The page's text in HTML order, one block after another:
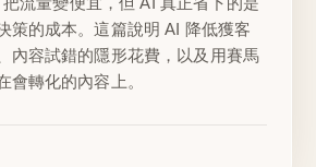
策的成本。這篇說明 AI 降低獲客
內容試錯的隱形花費，以及用賽馬
會轉化的內容上。